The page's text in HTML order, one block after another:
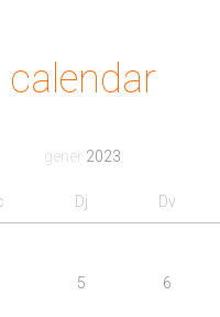
calendar
gener 2023
Dj Dv
5 6